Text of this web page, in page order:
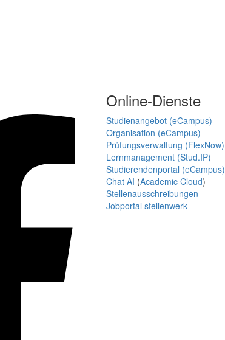
Online-Dienste
Studienangebot (eCampus)
Organisation (eCampus)
Prüfungsverwaltung (FlexNow)
Lernmanagement (Stud.IP)
Studierendenportal (eCampus)
Chat AI (Academic Cloud)
Stellenausschreibungen
Jobportal stellenwerk